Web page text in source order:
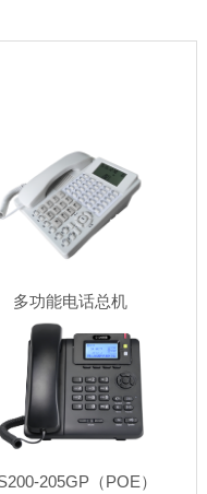
多功能电话总机
205GP（POE）